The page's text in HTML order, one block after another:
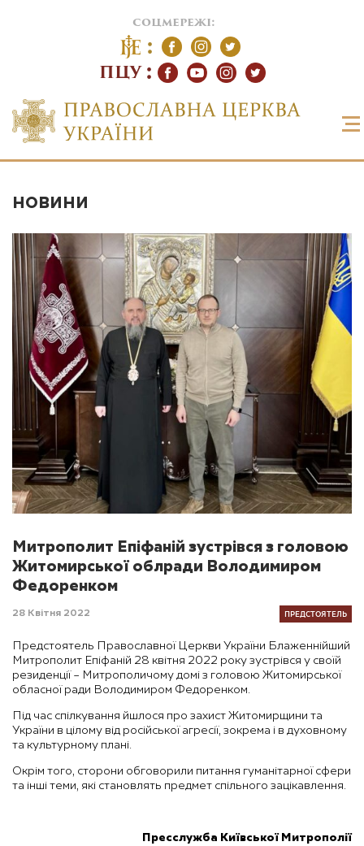
соцмережі:
ПЦУ
НОВИНИ
Митрополит Епіфаній зустрівся з головою
Житомирської облради Володимиром
Федоренком
28 Квітня 2022 ПРЕДСТОЯТЕЛЬ
Предстоятель Православної Церкви України Блаженнійший
Митрополит Епіфаній 28 квітня 2022 року зустрівся у своїй
резиденції – Митрополичому домі з головою Житомирської
обласної ради Володимиром Федоренком.
Під час спілкування йшлося про захист Житомирщини та
України в цілому від російської агресії, зокрема і в духовному
та культурному плані.
Окрім того, сторони обговорили питання гуманітарної сфери
та інші теми, які становлять предмет спільного зацікавлення.
Пресслужба Київської Митрополії